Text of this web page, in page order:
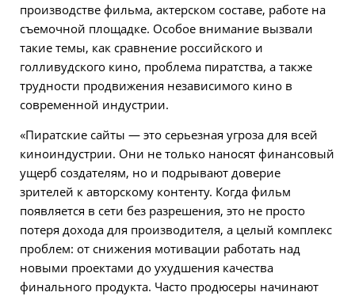
производстве фильма, актерском составе, работе на
съемочной площадке. Особое внимание вызвали
такие темы, как сравнение российского и
голливудского кино, проблема пиратства, а также
трудности продвижения независимого кино в
современной индустрии.
«Пиратские сайты — это серьезная угроза для всей
киноиндустрии. Они не только наносят финансовый
ущерб создателям, но и подрывают доверие
зрителей к авторскому контенту. Когда фильм
появляется в сети без разрешения, это не просто
потеря дохода для производителя, а целый комплекс
проблем: от снижения мотивации работать над
новыми проектами до ухудшения качества
финального продукта. Часто продюсеры начинают